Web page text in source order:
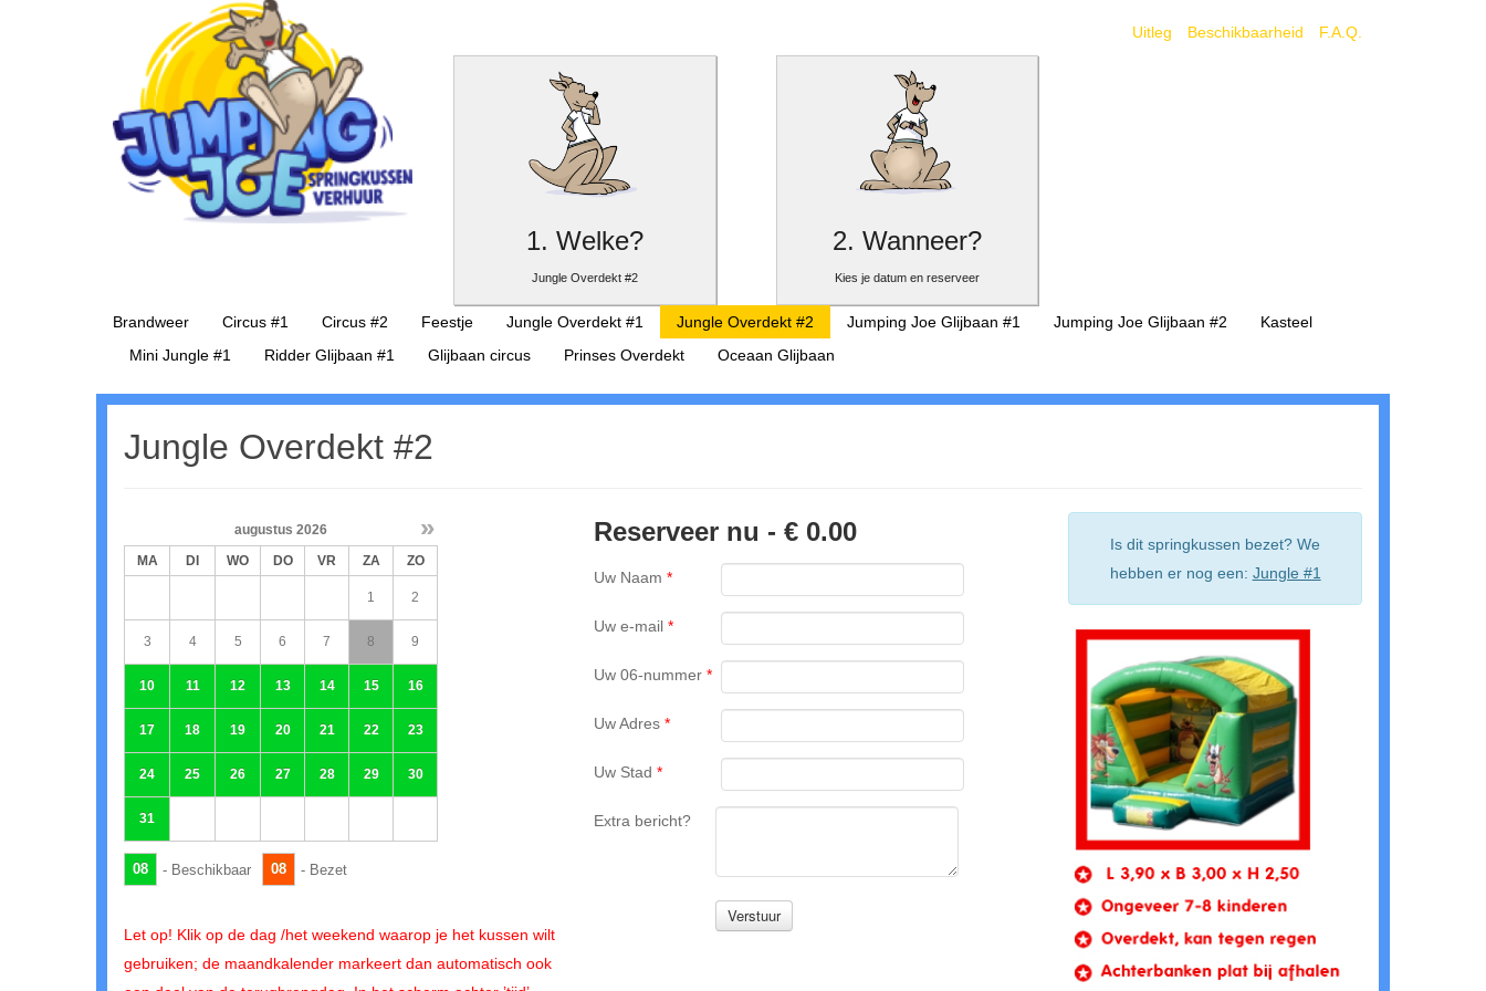
Uitleg Beschikbaarheid F.A.Q.
1. Welke?
Jungle Overdekt #2
2. Wanneer?
Kies je datum en reserveer
Brandweer Circus #1 Circus #2 Feestje Jungle Overdekt #1 Jungle Overdekt #2 Jumping Joe Glijbaan #1 Jumping Joe Glijbaan #2
Kasteel
Mini Jungle #1
Ridder Glijbaan #1 Glijbaan circus Prinses Overdekt Oceaan Glijbaan
Jungle Overdekt #2
»
augustus 2026
MA
DI WO DO VR ZA ZO
1 2
3 4 5 6 7 8 9
10 11 12 13 14 15 16
17 18 19 20 21 22 23
24 25 26 27 28 29 30
31
08 - Beschikbaar 08 - Bezet
Let op! Klik op de dag /het weekend waarop je het kussen wilt
gebruiken; de maandkalender markeert dan automatisch ook
Reserveer nu - € 0.00
Uw Naam *
Uw e-mail *
Uw 06-nummer *
Uw Adres *
Uw Stad *
Extra bericht?
Is dit springkussen bezet? We
hebben er nog een: Jungle #1